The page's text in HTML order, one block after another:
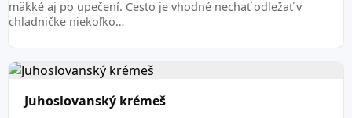
mäkké aj po upečení. Cesto je vhodné nechať odležať v
chladničke niekoľko…
Juhoslovanský krémeš